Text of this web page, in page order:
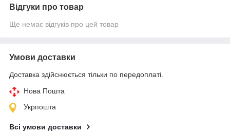
Відгуки про товар
Ще немає відгуків про цей товар
Умови доставки
Доставка здійснюється тільки по передоплаті.
Нова Пошта
Укрпошта
Всі умови доставки